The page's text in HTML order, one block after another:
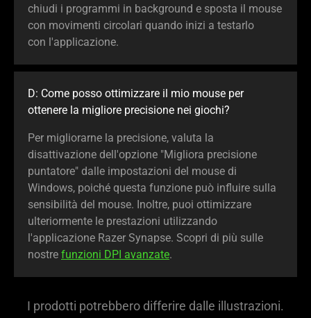
chiudi i programmi in background e sposta il mouse
con movimenti circolari quando inizi a testarlo
con l'applicazione.
D: Come posso ottimizzare il mio mouse per
ottenere la migliore precisione nei giochi?
Per migliorarne la precisione, valuta la
disattivazione dell'opzione "Migliora precisione
puntatore" dalle impostazioni del mouse di
Windows, poiché questa funzione può influire sulla
sensibilità del mouse. Inoltre, puoi ottimizzare
ulteriormente le prestazioni utilizzando
l'applicazione Razer Synapse. Scopri di più sulle
nostre funzioni DPI avanzate.
I prodotti potrebbero differire dalle illustrazioni.